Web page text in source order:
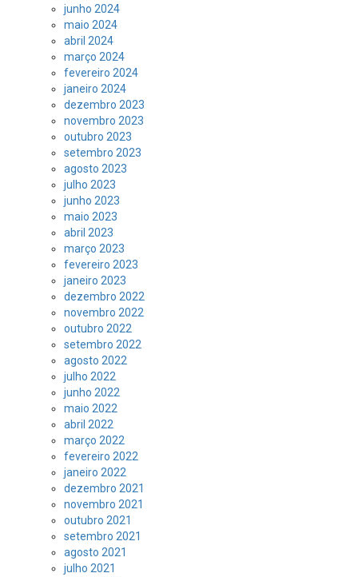
junho 2024
maio 2024
abril 2024
março 2024
fevereiro 2024
janeiro 2024
dezembro 2023
novembro 2023
outubro 2023
setembro 2023
agosto 2023
julho 2023
junho 2023
maio 2023
abril 2023
março 2023
fevereiro 2023
janeiro 2023
dezembro 2022
novembro 2022
outubro 2022
setembro 2022
agosto 2022
julho 2022
junho 2022
maio 2022
abril 2022
março 2022
fevereiro 2022
janeiro 2022
dezembro 2021
novembro 2021
outubro 2021
setembro 2021
agosto 2021
julho 2021